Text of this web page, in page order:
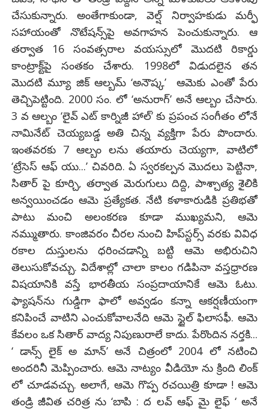
చేసుకున్నారు. అంతేగాకుండా, వెల్ష్ నిర్వాహకుడు మర్ఫీ
సహాయంతో నొటేషన్స్‌పై అవగాహన పెంచుకున్నారు. ఆ
తర్వాత 16 సంవత్సరాల వయస్సులో మొదటి రికార్డు
కాంట్రాక్ట్‌పై సంతకం చేశారు. 1998లో విడుదలైన తన
మొదటి మ్యూ జిక్‌ ఆల్బమ్‌ ‘అనౌష్క’ ఆమెకు ఎంతో పేరు
తెచ్చిపెట్టింది. 2000 సం. లో ‘అనురాగ్’ అనే ఆల్బం చేసారు.
3 వ ఆల్బం ‘లైవ్ ఎట్ కార్నిజీ హాల్’ కు ప్రపంచ సంగీతం లోనే
నామినేట్ చెయ్యబడ్డ అతి చిన్న వ్యక్తిగా పేరు పొందారు.
ఇంతవరకు 7 ఆల్బం లను తయారు చెయ్యగా, వాటిలో
‘ట్రేసెస్ ఆఫ్ యు...’ చివరిది. ఏ స్వరకల్పన మొదలు పెట్టినా,
సితార్ పై కూర్చి, తర్వాత మెరుగులు దిద్ది, పాశ్చాత్య శైలికి
అన్వయించడం ఆమె ప్రత్యేకత. నేటి కళాకారుడికి ప్రతిభతో
పాటు మంచి అలంకరణ కూడా ముఖ్యమని, ఆమె
నమ్ముతారు. కాంజివరం చీరల నుంచి హిప్‌స్టర్స్‌ వరకు వివిధ
రకాల దుస్తులను ధరించడాన్ని బట్టి ఆమె అభిరుచిని
తెలుసుకోవచ్చు. విదేశాల్లో చాలా కాలం గడిపినా వస్తధ్రారణ
విషయానికి వస్తే భారతీయ సంప్రదాయానికే ఆమె ఓటు.
ఫ్యాషన్‌ను గుడ్డిగా ఫాలో అవ్వడం కన్నా ఆకర్షణీయంగా
కనిపించే వాటిని ఎంచుకోవాలనేది ఆమె స్టైల్‌ ఫిలాసఫీ. ఆమె
కేవలం ఒక సితార్ వాద్య నిపుణురాలే కాదు. పేరొందిన నర్తకి...
‘ డాన్స్ లైక్ అ మాన్’ అనే చిత్రంలో 2004 లో నటించి
అందరినీ మెప్పించారు. ఆమె నాట్యం వీడియో ను క్రింది లింక్
లో చూడవచ్చు. అలాగే, ఆమె గొప్ప రచయిత్రి కూడా ! ఆమె
తండ్రి జీవిత చరిత్ర ను ‘బాపి : ద లవ్ ఆఫ్ మై లైఫ్ ‘ అనే